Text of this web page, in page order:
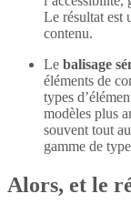
Le résultat est
contenu.
Le balisage
éléments de
types
modèles plus
souvent tout
gamme de
Alors, et le